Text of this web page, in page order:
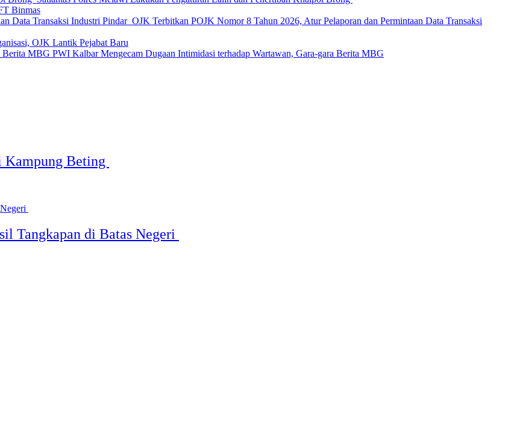
Binmas
OJK Terbitkan POJK Nomor 8 Tahun 2026, Atur Pelaporan dan Permintaan Data Transaksi
OJK Lantik Pejabat Baru
PWI Kalbar Mengecam Dugaan Intimidasi terhadap Wartawan, Gara-gara Berita MBG
Kampung Beting
Tangkapan di Batas Negeri